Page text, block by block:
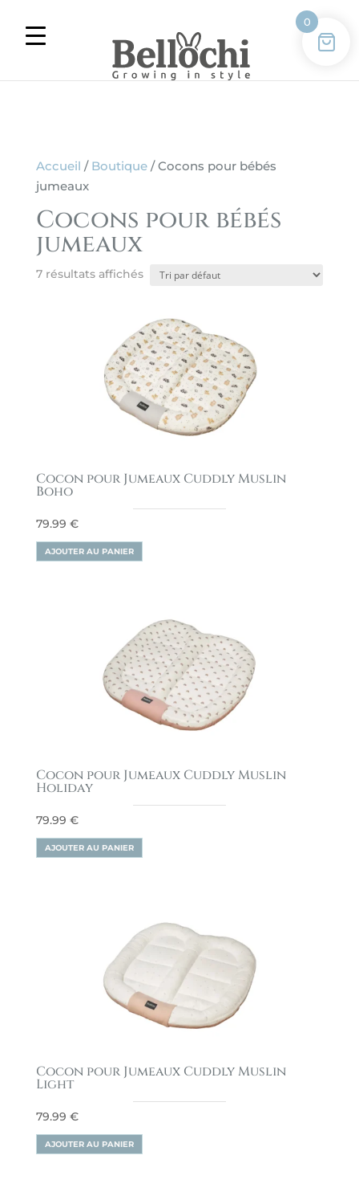
Accueil / Boutique/ Cocons pour bébés
jumeaux
Cocons pour bébés
jumeaux
7 résultats affichés
Cocon pour Jumeaux Cuddly Muslin
Boho
79.99 €
AJOUTER AU PANIER
Cocon pour Jumeaux Cuddly Muslin
Holiday
79.99 €
AJOUTER AU PANIER
Cocon pour Jumeaux Cuddly Muslin
Light
79.99 €
AJOUTER AU PANIER
0